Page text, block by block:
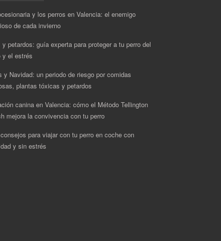
y los perros en Valencia: el enemigo
de cada invierno
y petardos: guía experta para proteger a tu perro del
y el estrés
y Navidad: un periodo de riesgo por comidas
plantas tóxicas y petardos
canina en Valencia: cómo el Método Tellington
mejora la convivencia con tu perro
para viajar con tu perro en coche con
y sin estrés